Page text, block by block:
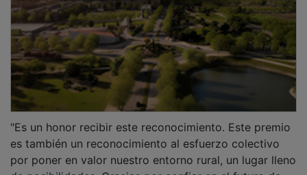
es también un reconocimiento al esfuerzo colectivo
por poner en valor nuestro entorno rural, un lugar lleno
de posibilidades. Gracias por confiar en el futuro de